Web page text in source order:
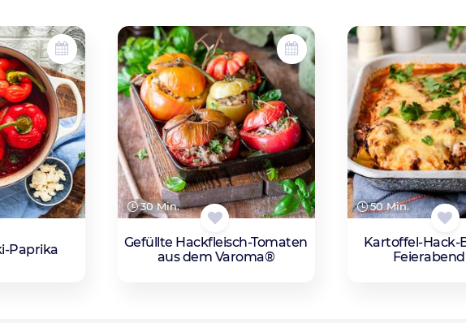
Paprika
30 Min.
Gefüllte Hackfleisch-Tomaten
aus dem Varoma®
50 Min.
Kartoffel-Hack-